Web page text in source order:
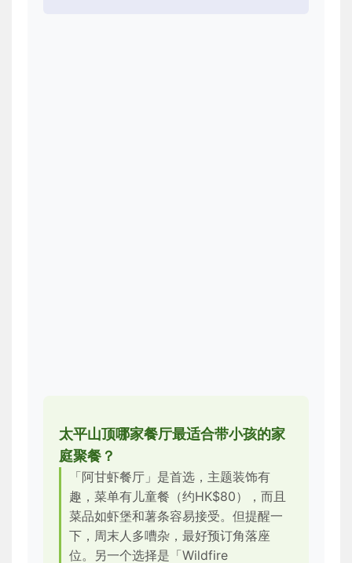
太平山顶哪家餐厅最适合带小孩的家
庭聚餐？
「阿甘虾餐厅」是首选，主题装饰有
趣，菜单有儿童餐（约HK$80），而且
菜品如虾堡和薯条容易接受。但提醒一
下，周末人多嘈杂，最好预订角落座
位。另一个选择是「Wildfire